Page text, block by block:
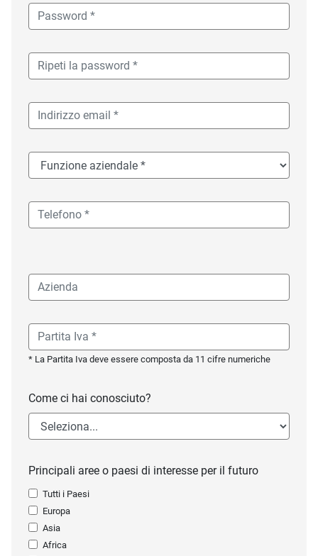
* La Partita Iva deve essere composta da 11 cifre numeriche
Come ci hai conosciuto?
Principali aree o paesi di interesse per il futuro
Tutti i Paesi
Europa
Asia
Africa